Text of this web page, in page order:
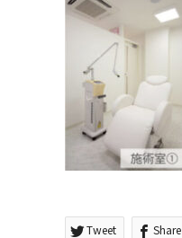
Tweet Share